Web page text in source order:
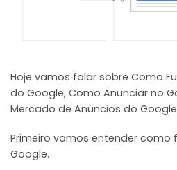
Hoje vamos falar sobre Como
do Google, Como Anunciar no
Mercado de Anúncios do
Primeiro vamos entender como
Google.